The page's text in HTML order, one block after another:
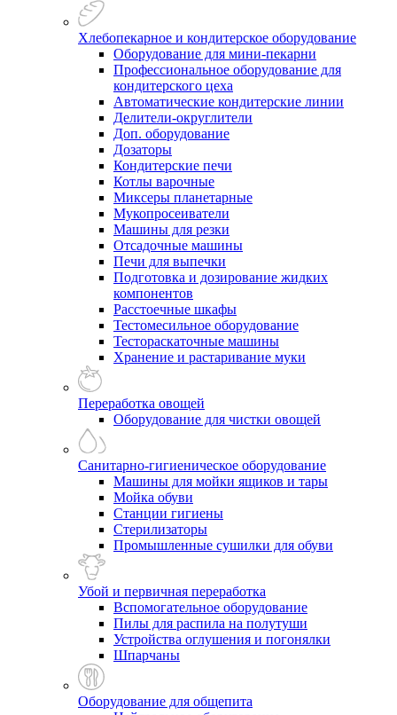
Хлебопекарное и кондитерское оборудование
Оборудование для мини-пекарни
Профессиональное оборудование для
кондитерского цеха
Автоматические кондитерские линии
Делители-округлители
Доп. оборудование
Дозаторы
Кондитерские печи
Котлы варочные
Миксеры планетарные
Мукопросеиватели
Машины для резки
Отсадочные машины
Печи для выпечки
Подготовка и дозирование жидких
компонентов
Расстоечные шкафы
Тестомесильное оборудование
Тестораскаточные машины
Хранение и растаривание муки
Переработка овощей
Оборудование для чистки овощей
Санитарно-гигиеническое оборудование
Машины для мойки ящиков и тары
Мойка обуви
Станции гигиены
Стерилизаторы
Промышленные сушилки для обуви
Убой и первичная переработка
Вспомогательное оборудование
Пилы для распила на полутуши
Устройства оглушения и погонялки
Шпарчаны
Оборудование для общепита